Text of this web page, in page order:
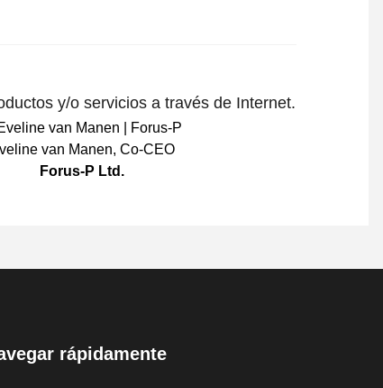
y/o servicios a través de Internet.
van Manen, Co-CEO
Forus-P Ltd.
rápidamente